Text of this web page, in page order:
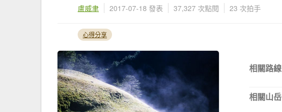
盧威聿 2017-07-18 發表 37,327 次點閱 23 次拍手
心得分享
相關路線
相關山岳